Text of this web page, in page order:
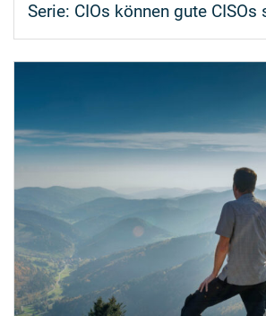
Serie: CIOs können gute CISOs